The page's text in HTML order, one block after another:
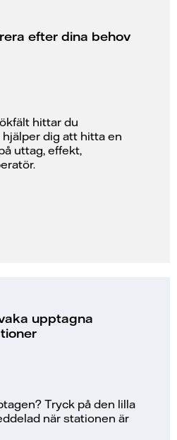
efter dina behov
hittar du
dig att hitta en
uttag, effekt,
upptagna
Tryck på den lilla
när stationen är